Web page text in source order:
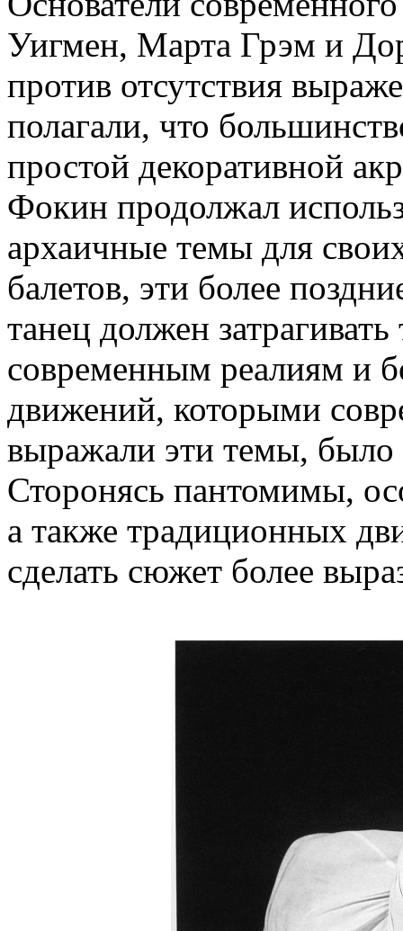
Уигмен, Марта Грэм и
против отсутствия
полагали, что
простой декоративной
Фокин продолжал
архаичные темы для
балетов, эти более
танец должен
современным реалиям и
движений, которыми
выражали эти темы,
Сторонясь пантомимы,
а также традиционных
сделать сюжет более